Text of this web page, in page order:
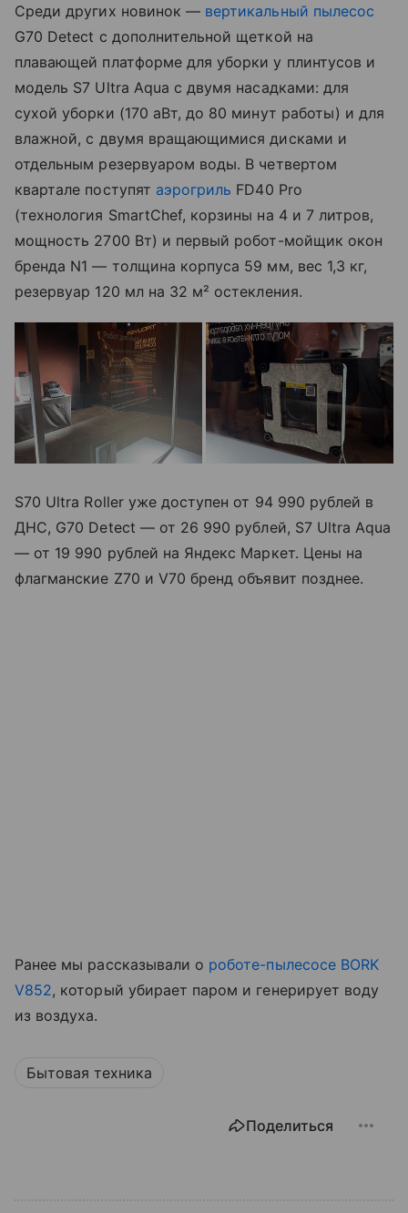
Среди других новинок — вертикальный пылесос
G70 Detect с дополнительной щеткой на
плавающей платформе для уборки у плинтусов и
модель S7 Ultra Aqua с двумя насадками: для
сухой уборки (170 аВт, до 80 минут работы) и для
влажной, с двумя вращающимися дисками и
отдельным резервуаром воды. В четвертом
квартале поступят аэрогриль FD40 Pro
(технология SmartChef, корзины на 4 и 7 литров,
мощность 2700 Вт) и первый робот-мойщик окон
бренда N1 — толщина корпуса 59 мм, вес 1,3 кг,
резервуар 120 мл на 32 м² остекления.
S70 Ultra Roller уже доступен от 94 990 рублей в
ДНС, G70 Detect — от 26 990 рублей, S7 Ultra Aqua
— от 19 990 рублей на Яндекс Маркет. Цены на
флагманские Z70 и V70 бренд объявит позднее.
Ранее мы рассказывали о роботе-пылесосе BORK
V852, который убирает паром и генерирует воду
из воздуха.
Бытовая техника
Поделиться